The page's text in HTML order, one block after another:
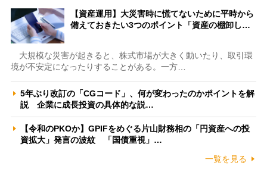
【資産運用】大災害時に慌てないために平時から
備えておきたい3つのポイント「資産の棚卸し…
大規模な災害が起きると、株式市場が大きく動いたり、取引環
境が不安定になったりすることがある。一方…
5年ぶり改訂の「CGコード」、何が変わったのかポイントを解
説 企業に成長投資の具体的な説…
【令和のPKOか】GPIFをめぐる片山財務相の「円資産への投
資拡大」発言の波紋 「国債重視」…
一覧を見る